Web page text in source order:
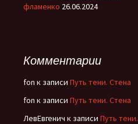
фламенко 26.06.2024
Комментарии
fon к записи Путь тени. Стена
fon к записи Путь тени. Стена
ЛевЕвгенич к записи Путь тени.